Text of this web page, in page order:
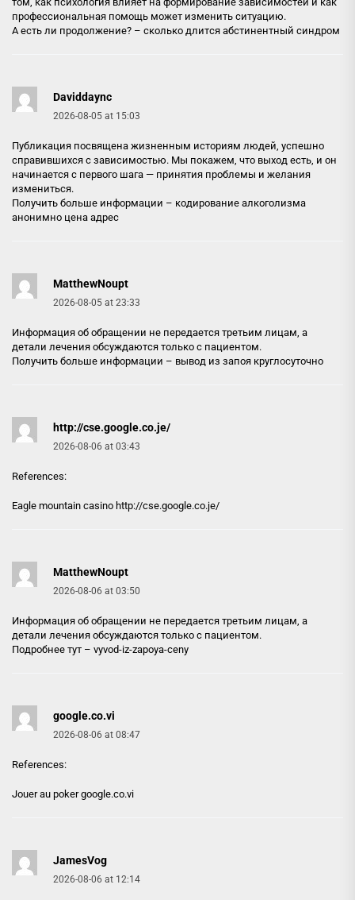
профессиональная помощь может изменить ситуацию.
А есть ли продолжение? – сколько длится абстинентный синдром
Daviddaync
2026-08-05 at 15:03
Публикация посвящена жизненным историям людей, успешно
справившихся с зависимостью. Мы покажем, что выход есть, и он
начинается с первого шага — принятия проблемы и желания
измениться.
Получить больше информации – кодирование алкоголизма
анонимно цена адрес
MatthewNoupt
2026-08-05 at 23:33
Информация об обращении не передается третьим лицам, а
детали лечения обсуждаются только с пациентом.
Получить больше информации – вывод из запоя круглосуточно
http://cse.google.co.je/
2026-08-06 at 03:43
References:
Eagle mountain casino http://cse.google.co.je/
MatthewNoupt
2026-08-06 at 03:50
Информация об обращении не передается третьим лицам, а
детали лечения обсуждаются только с пациентом.
Подробнее тут – vyvod-iz-zapoya-ceny
google.co.vi
2026-08-06 at 08:47
References:
Jouer au pokergoogle.co.vi
JamesVog
2026-08-06 at 12:14